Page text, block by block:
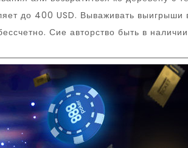
до 400 USD. Вываживать выигрыши
Сие авторство быть в